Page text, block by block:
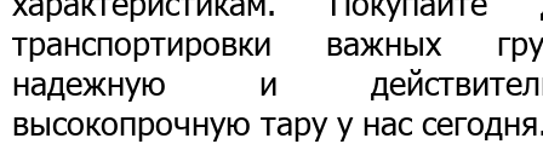
транспортировки важных
надежную и
высокопрочную тару у нас